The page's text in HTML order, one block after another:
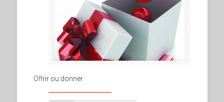
Offrir ou donner